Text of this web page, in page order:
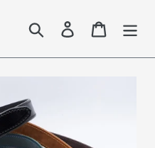
検索 Log in Cart